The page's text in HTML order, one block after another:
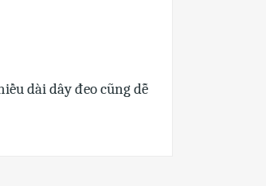
dài dây đeo cũng dễ